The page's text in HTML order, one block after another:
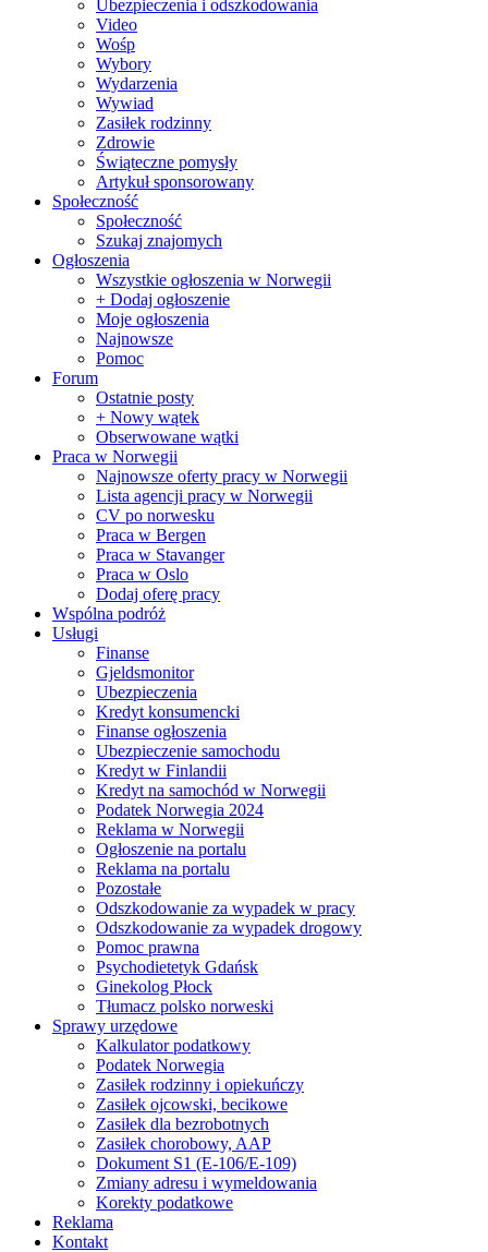
Ubezpieczenia i odszkodowania
Video
Wośp
Wybory
Wydarzenia
Wywiad
Zasiłek rodzinny
Zdrowie
Świąteczne pomysły
Artykuł sponsorowany
Społeczność
Społeczność
Szukaj znajomych
Ogłoszenia
Wszystkie ogłoszenia w Norwegii
+ Dodaj ogłoszenie
Moje ogłoszenia
Najnowsze
Pomoc
Forum
Ostatnie posty
+ Nowy wątek
Obserwowane wątki
Praca w Norwegii
Najnowsze oferty pracy w Norwegii
Lista agencji pracy w Norwegii
CV po norwesku
Praca w Bergen
Praca w Stavanger
Praca w Oslo
Dodaj oferę pracy
Wspólna podróż
Usługi
Finanse
Gjeldsmonitor
Ubezpieczenia
Kredyt konsumencki
Finanse ogłoszenia
Ubezpieczenie samochodu
Kredyt w Finlandii
Kredyt na samochód w Norwegii
Podatek Norwegia 2024
Reklama w Norwegii
Ogłoszenie na portalu
Reklama na portalu
Pozostałe
Odszkodowanie za wypadek w pracy
Odszkodowanie za wypadek drogowy
Pomoc prawna
Psychodietetyk Gdańsk
Ginekolog Płock
Tłumacz polsko norweski
Sprawy urzędowe
Kalkulator podatkowy
Podatek Norwegia
Zasiłek rodzinny i opiekuńczy
Zasiłek ojcowski, becikowe
Zasiłek dla bezrobotnych
Zasiłek chorobowy, AAP
Dokument S1 (E-106/E-109)
Zmiany adresu i wymeldowania
Korekty podatkowe
Reklama
Kontakt